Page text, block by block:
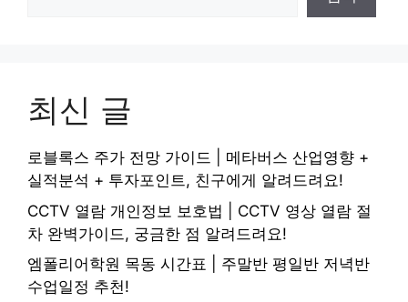
최신 글
로블록스 주가 전망 가이드 | 메타버스 산업영향 +
실적분석 + 투자포인트, 친구에게 알려드려요!
CCTV 열람 개인정보 보호법 | CCTV 영상 열람 절
차 완벽가이드, 궁금한 점 알려드려요!
엠폴리어학원 목동 시간표 | 주말반 평일반 저녁반
수업일정 추천!